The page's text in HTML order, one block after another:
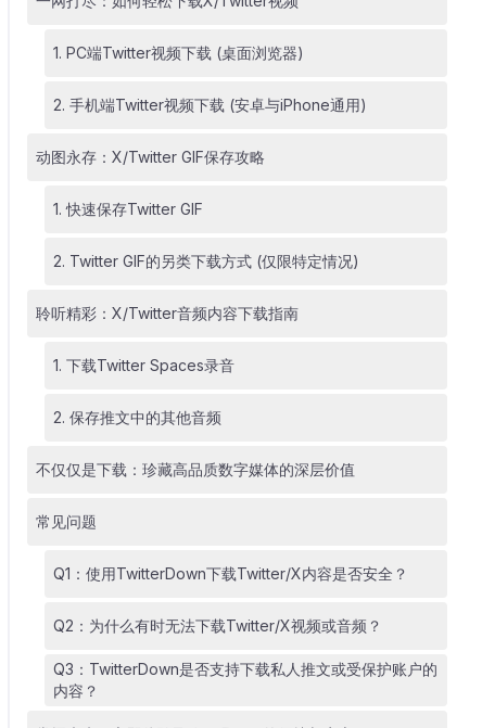
1. PC端Twitter视频下载 (桌面浏览器)
2. 手机端Twitter视频下载 (安卓与iPhone通用)
动图永存：X/Twitter GIF保存攻略
1. 快速保存Twitter GIF
2. Twitter GIF的另类下载方式 (仅限特定情况)
聆听精彩：X/Twitter音频内容下载指南
1. 下载Twitter Spaces录音
2. 保存推文中的其他音频
不仅仅是下载：珍藏高品质数字媒体的深层价值
常见问题
Q1：使用TwitterDown下载Twitter/X内容是否安全？
Q2：为什么有时无法下载Twitter/X视频或音频？
Q3：TwitterDown是否支持下载私人推文或受保护账户的
内容？